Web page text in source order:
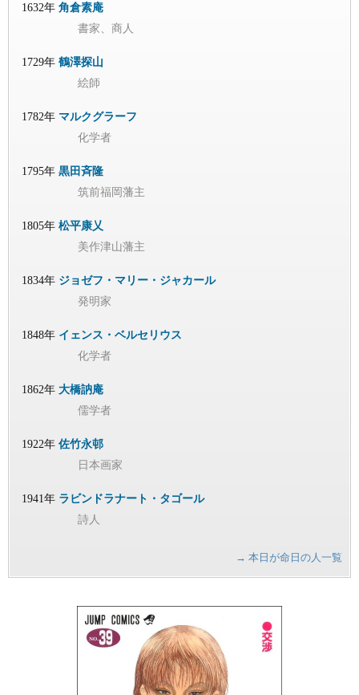
1632年 角倉素庵
書家、商人
1729年 鶴澤探山
絵師
1782年 マルクグラーフ
化学者
1795年 黒田斉隆
筑前福岡藩主
1805年 松平康乂
美作津山藩主
1834年 ジョゼフ・マリー・ジャカール
発明家
1848年 イェンス・ベルセリウス
化学者
1862年 大橋訥庵
儒学者
1922年 佐竹永邨
日本画家
1941年 ラビンドラナート・タゴール
詩人
→ 本日が命日の人一覧